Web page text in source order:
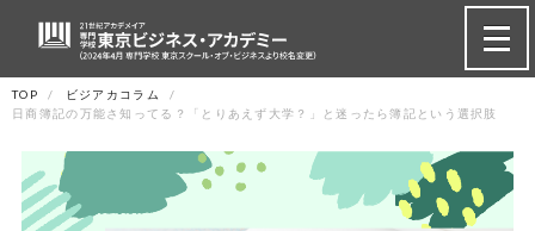
TOP
ビジアカコラム
日商簿記の万能さ知ってる？「とりあえず大学？」と迷ったら簿記という選択肢